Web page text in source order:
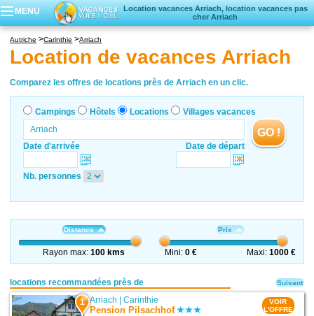
MENU
Location vacances Arriach, location vacances pas
cher Arriach
Locations vacances
Villages vacances
Autriche Carinthie Arriach
Location de vacances Arriach
Comparez les offres de locations près de Arriach en un clic.
Campings Hôtels Locations Villages vacances
Date d'arrivée Date de départ
GO !
Nb. personnes
Distance
Rayon max:100 kms
Prix
Mini:0 € Maxi: 1000 €
locations recommandées près de
1 Arriach |Carinthie
Pension Pilsachhof
VOIR
L'OFFRE
Suivant